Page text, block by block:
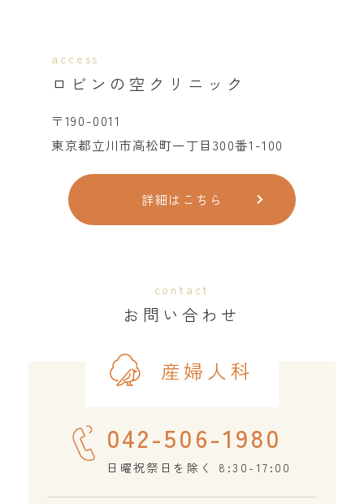
access
ロビンの空クリニック
〒190-0011
東京都立川市高松町一丁目300番1-100
詳細はこちら
contact
お問い合わせ
産婦人科
042-506-1980
日曜祝祭日を除く 8:30-17:00